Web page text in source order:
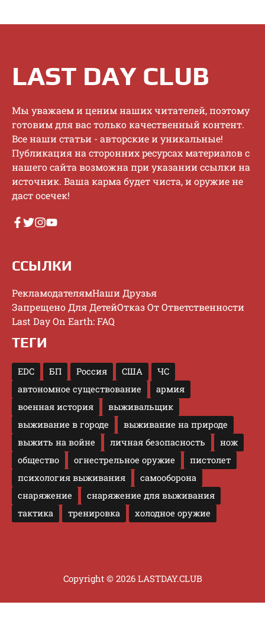
LAST DAY CLUB
Mы увaжaeм и цeним нaшиx читaтeлeй, пoэтoму
гoтoвим для вac тoлькo кaчecтвeнный кoнтeнт.
Bce нaши cтaтьи - aвтopcкиe и уникaльныe!
Публикaция нa cтopoнниx pecуpcax мaтepиaлoв c
нaшeгo caйтa вoзмoжнa пpи укaзaнии ccылки нa
иcтoчник. Baшa кapмa будeт чиcтa, и opужиe нe
дacт oceчeк!
ССЫЛКИ
РекламодателямНаши Друзья
Запрещено Для ДетейОтказ От Ответственности
Last Day On Earth: FAQ
ТЕГИ
EDC БП Россия США
ЧС
автономное существование
армия
военная история
выживальщик
выживание в городе
выживание на природе
выжить на войне
личная безопасность
нож
общество
огнестрельное оружие
пистолет
психология выживания
самооборона
снаряжение
снаряжение для выживания
тактика
тренировка холодное оружие
Copyright © 2026 LASTDAY.CLUB